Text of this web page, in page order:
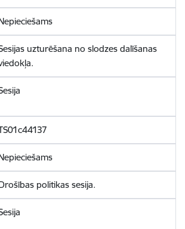
uzturēšana no slodzes dalīšanas
politikas sesija.